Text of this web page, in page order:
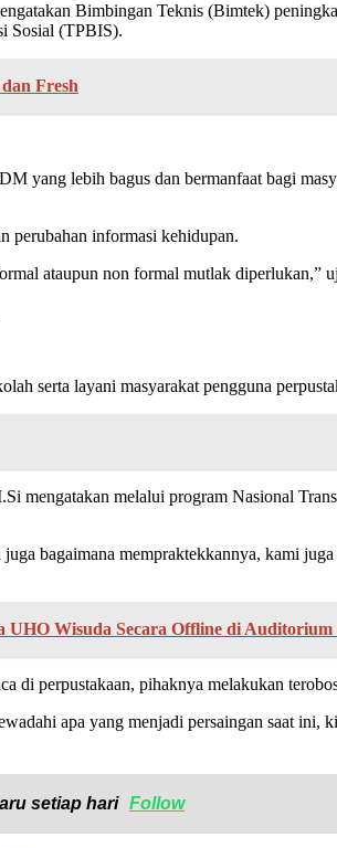
Bimbingan Teknis (Bimtek)
Sosial (TPBIS).
Fresh
yang lebih bagus dan bermanfaat bagi
perubahan informasi kehidupan.
ataupun non formal mutlak diperlukan,”
serta layani masyarakat pengguna
mengatakan melalui program Nasional
bagaimana mempraktekkannya, kami
UHO Wisuda Secara Offline di
di perpustakaan, pihaknya melakukan
apa yang menjadi persaingan saat
setiap hari Follow